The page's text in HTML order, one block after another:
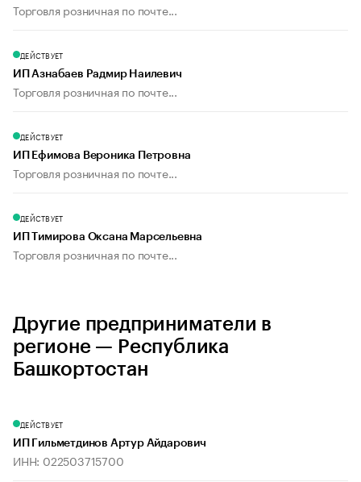
Торговля розничная по почте...
ДЕЙСТВУЕТ
ИП Азнабаев Радмир Наилевич
Торговля розничная по почте...
ДЕЙСТВУЕТ
ИП Ефимова Вероника Петровна
Торговля розничная по почте...
ДЕЙСТВУЕТ
ИП Тимирова Оксана Марсельевна
Торговля розничная по почте...
Другие предприниматели в
регионе — Республика
Башкортостан
ДЕЙСТВУЕТ
ИП Гильметдинов Артур Айдарович
ИНН: 022503715700